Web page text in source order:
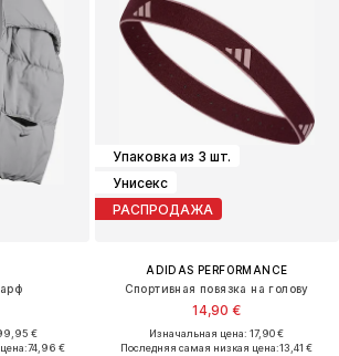
€
74,96 €
Упаковка из 3 шт.
Унисекс
РАСПРОДАЖА
ADIDAS PERFORMANCE
Спортивная повязка на голову
14,90 €
Изначальная цена: 17,90 €
Последняя самая низкая цена:13,41 €